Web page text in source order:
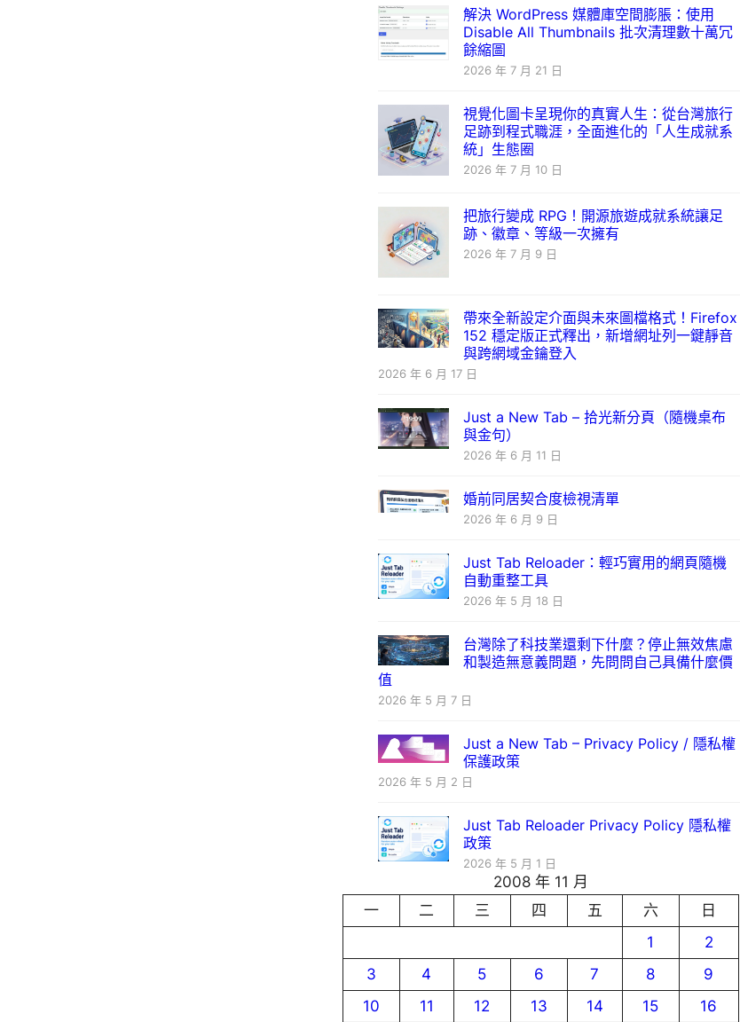
解決 WordPress 媒體庫空間膨脹：使用
Disable All Thumbnails 批次清理數十萬冗
餘縮圖
2026 年 7 月 21 日
視覺化圖卡呈現你的真實人生：從台灣旅行
足跡到程式職涯，全面進化的「人生成就系
統」生態圈
2026 年 7 月 10 日
把旅行變成 RPG！開源旅遊成就系統讓足
跡、徽章、等級一次擁有
2026 年 7 月 9 日
帶來全新設定介面與未來圖檔格式！Firefox
152 穩定版正式釋出，新增網址列一鍵靜音
與跨網域金鑰登入
2026 年 6 月 17 日
Just a New Tab – 拾光新分頁（隨機桌布
與金句）
2026 年 6 月 11 日
婚前同居契合度檢視清單
2026 年 6 月 9 日
Just Tab Reloader：輕巧實用的網頁隨機
自動重整工具
2026 年 5 月 18 日
台灣除了科技業還剩下什麼？停止無效焦慮
和製造無意義問題，先問問自己具備什麼價
值
2026 年 5 月 7 日
Just a New Tab – Privacy Policy / 隱私權
保護政策
2026 年 5 月 2 日
Just Tab Reloader Privacy Policy 隱私權
政策
2026 年 5 月 1 日
2008 年 11 月
一
二 三 四 五 六
日
1
2
3
4 5 6 7 8
9
10
11 12 13 14 15
16